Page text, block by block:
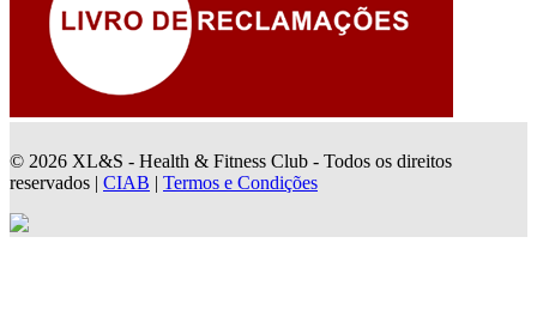
© 2026 XL&S - Health & Fitness Club - Todos os direitos
reservados | CIAB | Termos e Condições